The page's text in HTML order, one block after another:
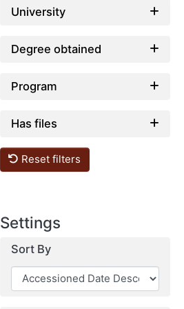
University
Degree obtained
Program
Has files
Reset filters
Settings
Sort By